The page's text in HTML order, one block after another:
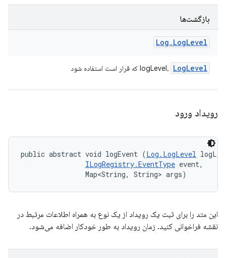
بازگشت‌ها
Log . LogLevel
logLevel، LogLevel که قرار است استفاده شود
رویداد ورود
public abstract void logEvent (Log.LogLevel
ILogRegistry.EventType event,
                Map<String, String> args)
این متد را برای ثبت یک رویداد از یک نوع به همراه اطلاعات مرتبط در
نقشه فراخوانی کنید. زمان رویداد به طور خودکار اضافه می‌شود.